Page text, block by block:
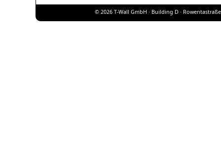
© 2026 T-Wall GmbH · Building D ·